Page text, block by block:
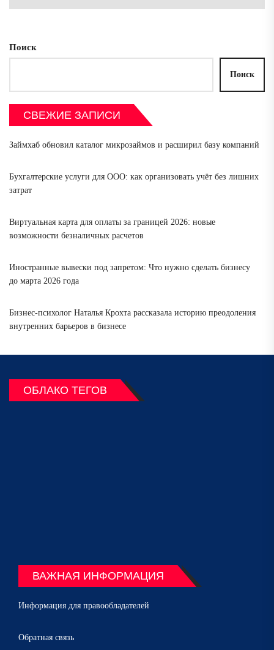
Поиск
Поиск
СВЕЖИЕ ЗАПИСИ
Займхаб обновил каталог микрозаймов и расширил базу компаний
Бухгалтерские услуги для ООО: как организовать учёт без лишних
затрат
Виртуальная карта для оплаты за границей 2026: новые
возможности безналичных расчетов
Иностранные вывески под запретом: Что нужно сделать бизнесу
до марта 2026 года
Бизнес-психолог Наталья Крохта рассказала историю преодоления
внутренних барьеров в бизнесе
ОБЛАКО ТЕГОВ
ВАЖНАЯ ИНФОРМАЦИЯ
Информация для правообладателей
Обратная связь